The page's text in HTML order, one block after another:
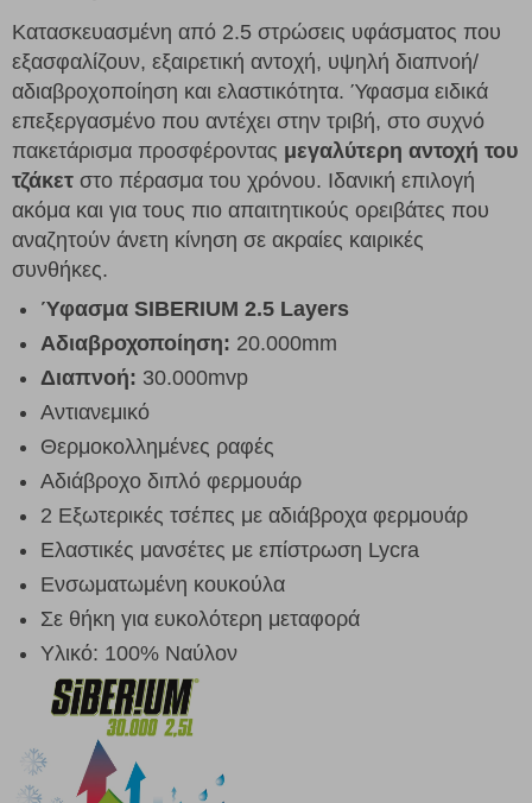
Κατασκευασμένη από 2.5 στρώσεις υφάσματος που
εξασφαλίζουν, εξαιρετική αντοχή, υψηλή διαπνοή/
αδιαβροχοποίηση και ελαστικότητα. Ύφασμα ειδικά
επεξεργασμένο που αντέχει στην τριβή, στο συχνό
πακετάρισμα προσφέροντας μεγαλύτερη αντοχή του
τζάκετ στο πέρασμα του χρόνου. Ιδανική επιλογή
ακόμα και για τους πιο απαιτητικούς ορειβάτες που
αναζητούν άνετη κίνηση σε ακραίες καιρικές
συνθήκες.
Ύφασμα SIBERIUM 2.5 Layers
Αδιαβροχοποίηση: 20.000mm
Διαπνοή: 30.000mvp
Αντιανεμικό
Θερμοκολλημένες ραφές
Αδιάβροχο διπλό φερμουάρ
2 Εξωτερικές τσέπες με αδιάβροχα φερμουάρ
Ελαστικές μανσέτες με επίστρωση Lycra
Ενσωματωμένη κουκούλα
Σε θήκη για ευκολότερη μεταφορά
Υλικό: 100% Ναύλον